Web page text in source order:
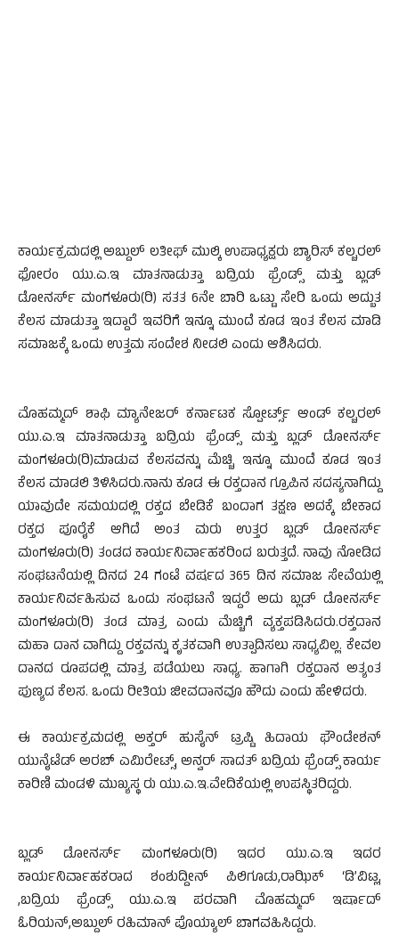
ಕಾರ್ಯಕ್ರಮದಲ್ಲಿ ಅಬ್ದುಲ್ ಲತೀಫ್ ಮುಲ್ಕಿ ಉಪಾಧ್ಯಕ್ಷರು ಬ್ಯಾರಿಸ್ ಕಲ್ಚರಲ್
ಫೋರಂ ಯು.ಎ.ಇ ಮಾತನಾಡುತ್ತಾ ಬದ್ರಿಯ ಫ್ರೆಂಡ್ಸ್ ಮತ್ತು ಬ್ಲಡ್
ಡೋನರ್ಸ್ ಮಂಗಳೂರು(ರಿ) ಸತತ 6ನೇ ಬಾರಿ ಒಟ್ಟು ಸೇರಿ ಒಂದು ಅದ್ಬುತ
ಕೆಲಸ ಮಾಡುತ್ತಾ ಇದ್ದಾರೆ ಇವರಿಗೆ ಇನ್ನೂ ಮುಂದೆ ಕೂಡ ಇಂತ ಕೆಲಸ ಮಾಡಿ
ಸಮಾಜಕ್ಕೆ ಒಂದು ಉತ್ತಮ ಸಂದೇಶ ನೀಡಲಿ ಎಂದು ಆಶಿಸಿದರು.
ಮೊಹಮ್ಮದ್ ಶಾಫಿ ಮ್ಯಾನೇಜರ್ ಕರ್ನಾಟಕ ಸ್ಪೋರ್ಟ್ಸ್ ಆಂಡ್ ಕಲ್ಚರಲ್
ಯು.ಎ.ಇ ಮಾತನಾಡುತ್ತಾ ಬದ್ರಿಯ ಫ್ರೆಂಡ್ಸ್ ಮತ್ತು ಬ್ಲಡ್ ಡೋನರ್ಸ್
ಮಂಗಳೂರು(ರಿ)ಮಾಡುವ ಕೆಲಸವನ್ನು ಮೆಚ್ಚಿ ಇನ್ನೂ ಮುಂದೆ ಕೂಡ ಇಂತ
ಕೆಲಸ ಮಾಡಲಿ ತಿಳಿಸಿದರು.ನಾನು ಕೂಡ ಈ ರಕ್ತದಾನ ಗ್ರೂಪಿನ ಸದಸ್ಯನಾಗಿದ್ದು
ಯಾವುದೇ ಸಮಯದಲ್ಲಿ ರಕ್ತದ ಬೇಡಿಕೆ ಬಂದಾಗ ತಕ್ಷಣ ಅದಕ್ಕೆ ಬೇಕಾದ
ರಕ್ತದ ಪೂರೈಕೆ ಆಗಿದೆ ಅಂತ ಮರು ಉತ್ತರ ಬ್ಲಡ್ ಡೋನರ್ಸ್
ಮಂಗಳೂರು(ರಿ) ತಂಡದ ಕಾರ್ಯನಿರ್ವಾಹಕರಿಂದ ಬರುತ್ತದೆ. ನಾವು ನೋಡಿದ
ಸಂಘಟನೆಯಲ್ಲಿ ದಿನದ 24 ಗಂಟೆ ವರ್ಷದ 365 ದಿನ ಸಮಾಜ ಸೇವೆಯಲ್ಲಿ
ಕಾರ್ಯನಿರ್ವಹಿಸುವ ಒಂದು ಸಂಘಟನೆ ಇದ್ದರೆ ಅದು ಬ್ಲಡ್ ಡೋನರ್ಸ್
ಮಂಗಳೂರು(ರಿ) ತಂಡ ಮಾತ್ರ ಎಂದು ಮೆಚ್ಚಿಗೆ ವ್ಯಕ್ತಪಡಿಸಿದರು.ರಕ್ತದಾನ
ಮಹಾ ದಾನ ವಾಗಿದ್ದು ರಕ್ತವನ್ನು ಕೃತಕವಾಗಿ ಉತ್ಪಾದಿಸಲು ಸಾಧ್ಯವಿಲ್ಲ. ಕೇವಲ
ದಾನದ ರೂಪದಲ್ಲಿ ಮಾತ್ರ ಪಡೆಯಲು ಸಾಧ್ಯ. ಹಾಗಾಗಿ ರಕ್ತದಾನ ಅತ್ಯಂತ
ಪುಣ್ಯದ ಕೆಲಸ. ಒಂದು ರೀತಿಯ ಜೀವದಾನವೂ ಹೌದು ಎಂದು ಹೇಳಿದರು.
ಈ ಕಾರ್ಯಕ್ರಮದಲ್ಲಿ ಅಕ್ತರ್ ಹುಸೈನ್ ಟ್ರಷ್ಟಿ ಹಿದಾಯ ಫೌಂಡೇಶನ್
ಯುನೈಟೆಡ್ ಅರಬ್ ಎಮಿರೇಟ್ಸ್, ಅನ್ವರ್ ಸಾದತ್ ಬದ್ರಿಯ ಫ್ರೆಂಡ್ಸ್ ಕಾರ್ಯ
ಕಾರಿಣಿ ಮಂಡಳಿ ಮುಖ್ಯಸ್ಥ ರು ಯು.ಎ.ಇ.ವೇದಿಕೆಯಲ್ಲಿ ಉಪಸ್ಥಿತರಿದ್ದರು.
ಬ್ಲಡ್ ಡೋನರ್ಸ್ ಮಂಗಳೂರು(ರಿ) ಇದರ ಯು.ಎ.ಇ ಇದರ
ಕಾರ್ಯನಿರ್ವಾಹಕರಾದ ಶಂಶುದ್ದೀನ್ ಪಿಲಿಗೂಡು,ರಾಝಿಕ್ ‘ಡಿ’ವಿಟ್ಲ,
,ಬದ್ರಿಯ ಫ್ರೆಂಡ್ಸ್ ಯು.ಎ.ಇ ಪರವಾಗಿ ಮೊಹಮ್ಮದ್ ಇರ್ಷಾದ್
ಓರಿಯನ್,ಅಬ್ದುಲ್ ರಹಿಮಾನ್ ಪೊಯ್ಯಾಲ್ ಬಾಗವಹಿಸಿದ್ದರು.